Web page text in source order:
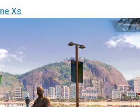
Xs
11
11 Pro
11 Pro Max
12 mini